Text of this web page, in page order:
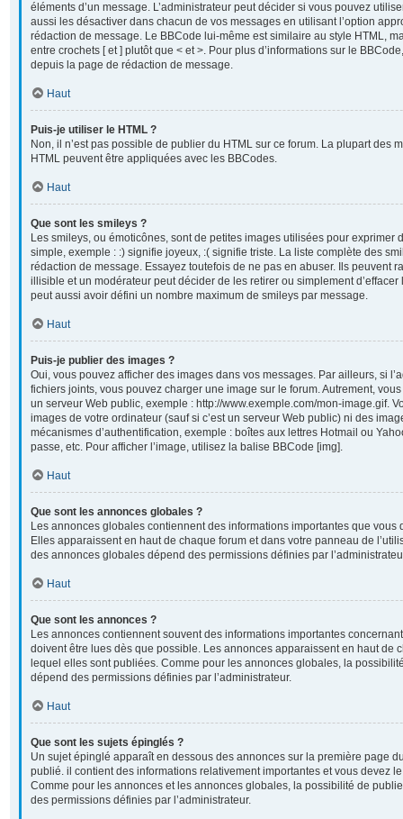
éléments d’un message. L’administrateur peut décider si vous pouvez
aussi les désactiver dans chacun de vos messages en utilisant l’option
rédaction de message. Le BBCode lui-même est similaire au style HTML,
entre crochets [ et ] plutôt que < et >. Pour plus d’informations sur le
depuis la page de rédaction de message.
Haut
Puis-je utiliser le HTML ?
Non, il n’est pas possible de publier du HTML sur ce forum. La plupart des
HTML peuvent être appliquées avec les BBCodes.
Haut
Que sont les smileys ?
Les smileys, ou émoticônes, sont de petites images utilisées pour exprimer
simple, exemple : :) signifie joyeux, :( signifie triste. La liste complète des
rédaction de message. Essayez toutefois de ne pas en abuser. Ils peuvent
illisible et un modérateur peut décider de les retirer ou simplement d’effacer
peut aussi avoir défini un nombre maximum de smileys par message.
Haut
Puis-je publier des images ?
Oui, vous pouvez afficher des images dans vos messages. Par ailleurs, si
fichiers joints, vous pouvez charger une image sur le forum. Autrement,
un serveur Web public, exemple : http://www.exemple.com/mon-image.gif.
images de votre ordinateur (sauf si c’est un serveur Web public) ni des
mécanismes d’authentification, exemple : boîtes aux lettres Hotmail ou
passe, etc. Pour afficher l’image, utilisez la balise BBCode [img].
Haut
Que sont les annonces globales ?
Les annonces globales contiennent des informations importantes que vous
Elles apparaissent en haut de chaque forum et dans votre panneau de
des annonces globales dépend des permissions définies par
Haut
Que sont les annonces ?
Les annonces contiennent souvent des informations importantes
doivent être lues dès que possible. Les annonces apparaissent en haut de
lequel elles sont publiées. Comme pour les annonces globales, la
dépend des permissions définies par l’administrateur.
Haut
Que sont les sujets épinglés ?
Un sujet épinglé apparaît en dessous des annonces sur la première page
publié. il contient des informations relativement importantes et vous devez
Comme pour les annonces et les annonces globales, la possibilité de
des permissions définies par l’administrateur.